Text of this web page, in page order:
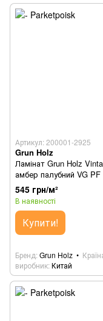
Артикул: 200001-2925
Grun Holz
Ламінат Grun Holz
амбер палубний VG PF
545 грн/м²
В наявності
Купити!
Бренд Grun Holz
виробник Китай